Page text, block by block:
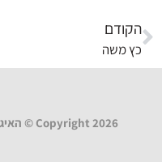
הקודם
כץ משה
Copyright 2026 © האיגוד העולמי של יוצאי ווהלין בישראל